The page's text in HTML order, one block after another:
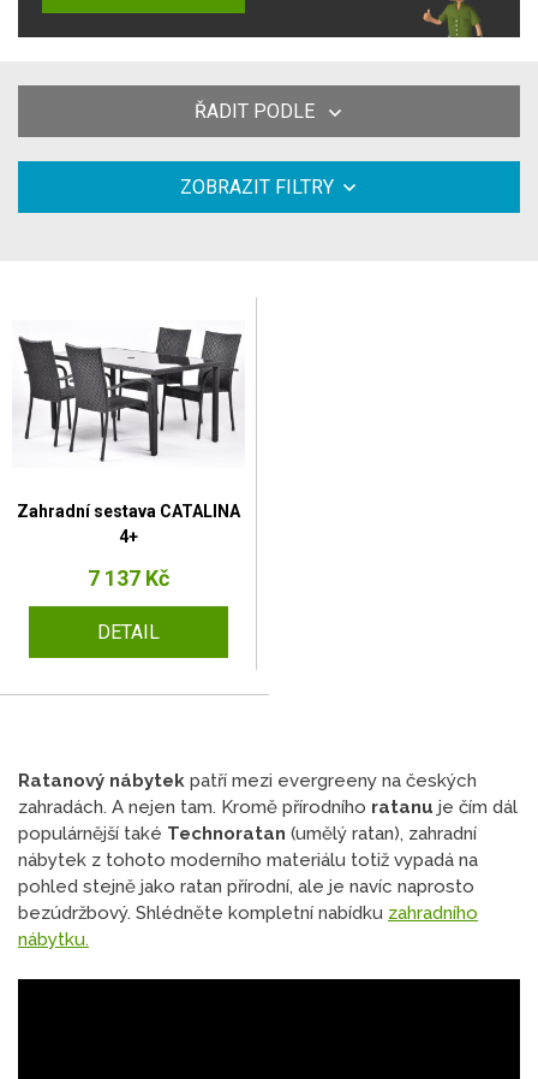
ŘADIT PODLE
ZOBRAZIT FILTRY
Zahradní sestava CATALINA
4+
7 137 Kč
DETAIL
Ratanový nábytek patří mezi evergreeny na českých
zahradách. A nejen tam. Kromě přírodního ratanu je čím dál
populárnější také Technoratan (umělý ratan), zahradní
nábytek z tohoto moderního materiálu totiž vypadá na
pohled stejně jako ratan přírodní, ale je navíc naprosto
bezúdržbový. Shlédněte kompletní nabídku zahradního
nábytku.